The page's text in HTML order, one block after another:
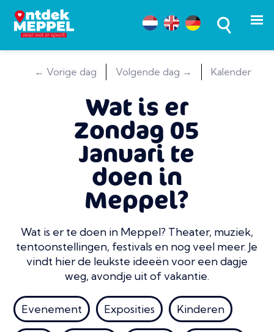
Kalender
Volgende dag →
← Vorige dag
Wat is er
Zondag 05
Januari te
doen in
Meppel?
Wat is er te doen in Meppel? Theater, muziek,
tentoonstellingen, festivals en nog veel meer. Je
vindt hier de leukste ideeën voor een dagje
weg, avondje uit of vakantie.
Evenement Exposities Kinderen